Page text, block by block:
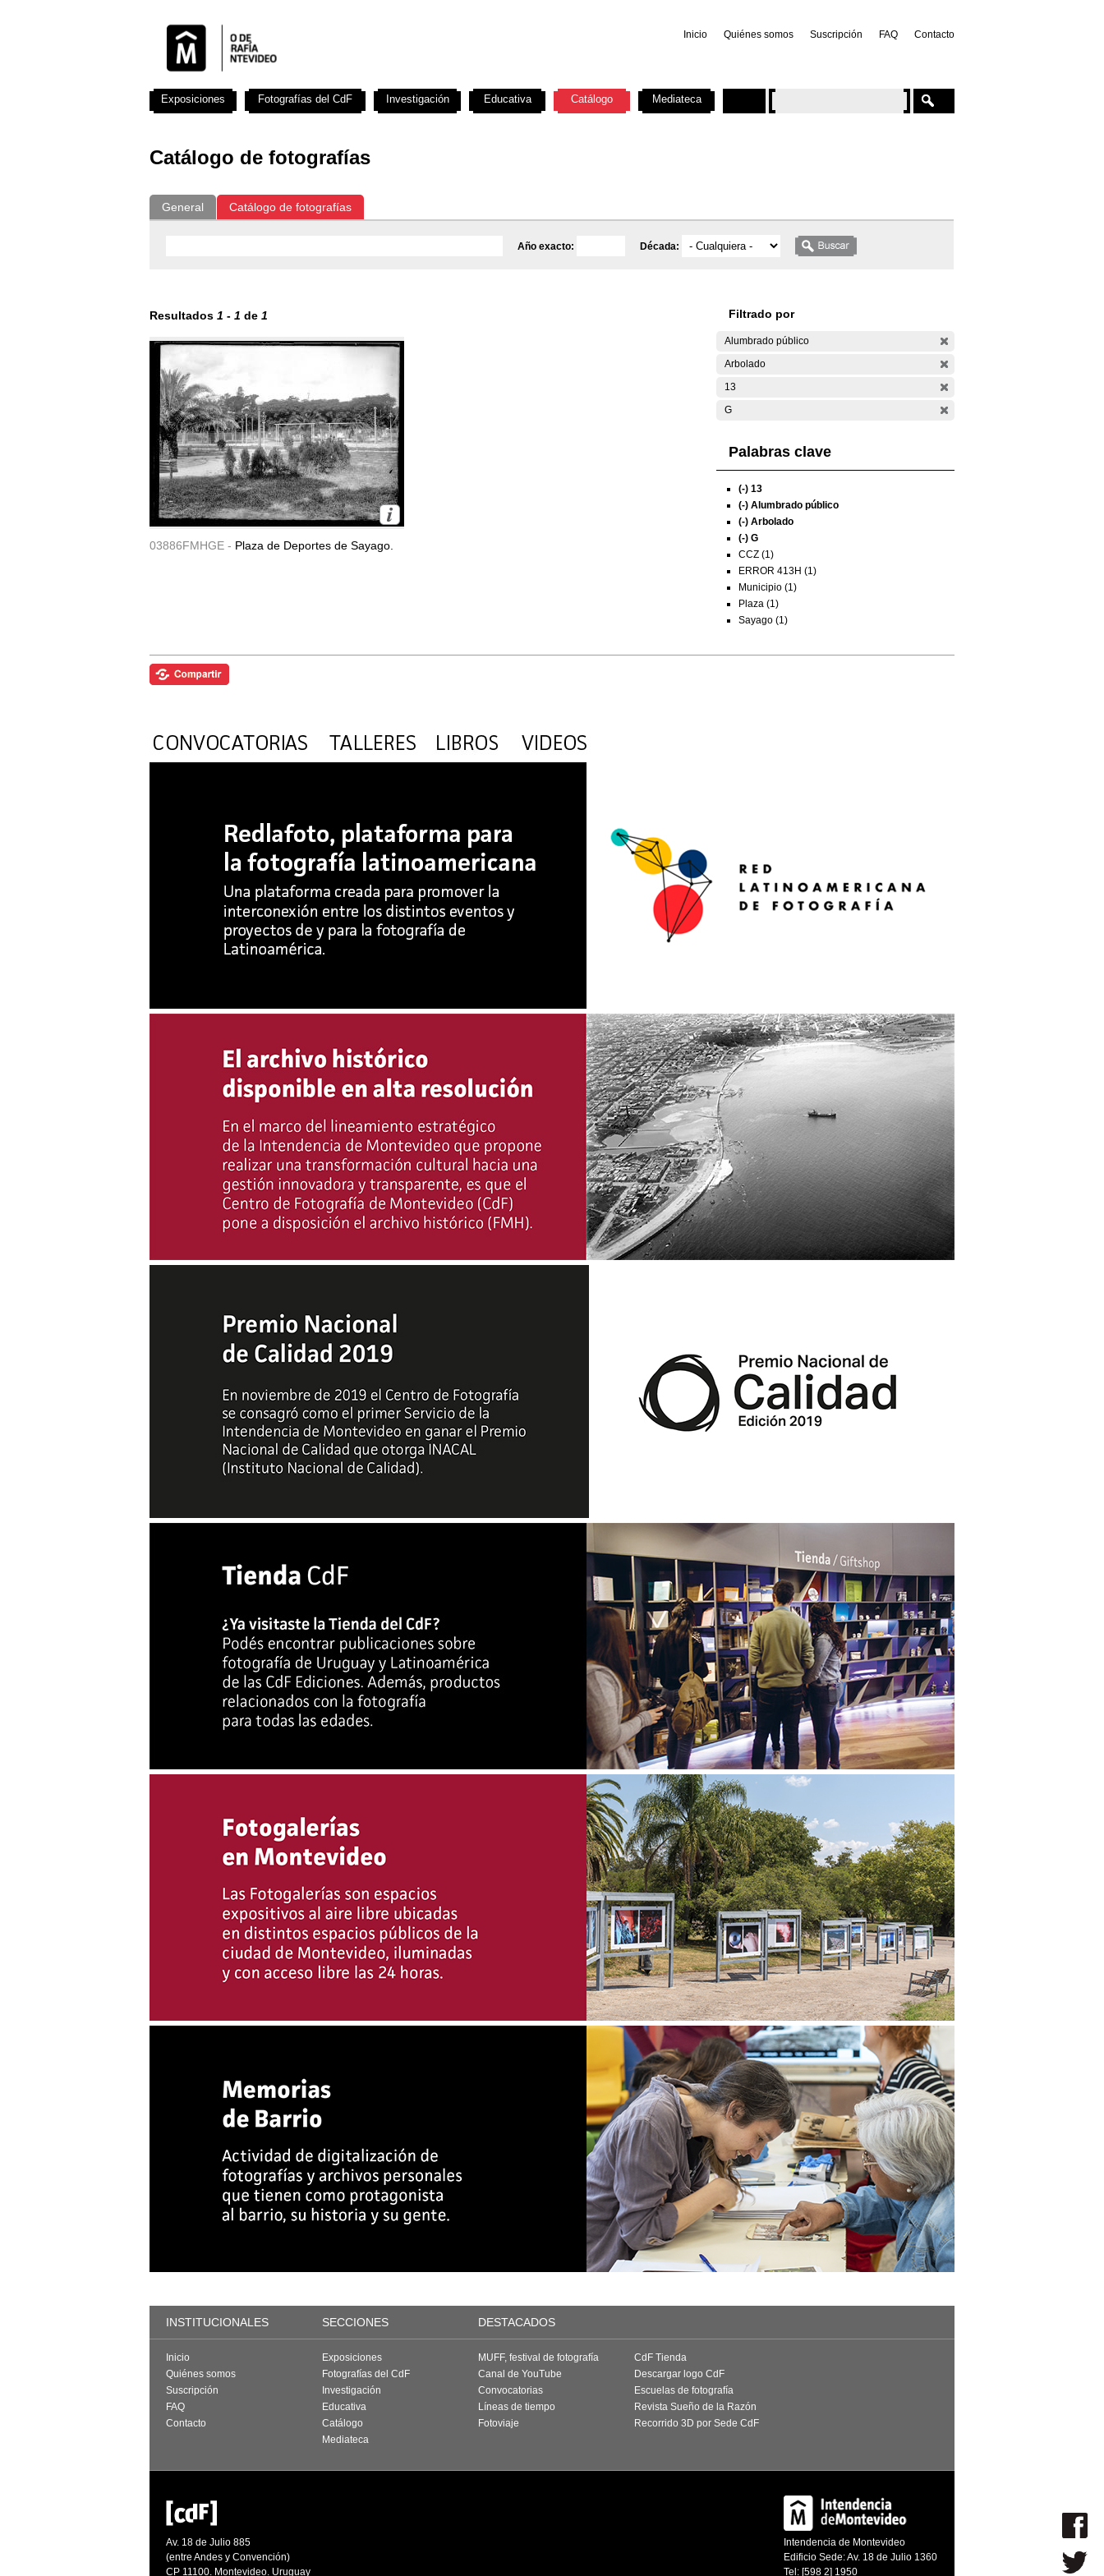
Inicio Quiénes somos Suscripción FAQ Contacto
Catálogo de fotografías
General Catálogo de fotografías
Año exacto: Década:
Resultados 1 - 1 de 1
03886FMHGE - Plaza de Deportes de Sayago.
Filtrado por
Alumbrado público
Arbolado
13
G
Palabras clave
(-) 13
(-) Alumbrado público
(-) Arbolado
(-) G
CCZ (1)
ERROR 413H (1)
Municipio (1)
Plaza (1)
Sayago (1)
Exposiciones Fotografías del CdF Investigación Educativa Catálogo Mediateca
INSTITUCIONALES SECCIONES DESTACADOS
Inicio
Quiénes somos
Suscripción
FAQ
Contacto
Exposiciones
Fotografías del CdF
Investigación
Educativa
Catálogo
Mediateca
MUFF, festival de fotografía
Canal de YouTube
Convocatorias
Líneas de tiempo
Fotoviaje
CdF Tienda
Descargar logo CdF
Escuelas de fotografía
Revista Sueño de la Razón
Recorrido 3D por Sede CdF
Av. 18 de Julio 885
(entre Andes y Convención)
CP 11100. Montevideo. Uruguay
Intendencia de Montevideo
Edificio Sede: Av. 18 de Julio 1360
Tel: [598 2] 1950